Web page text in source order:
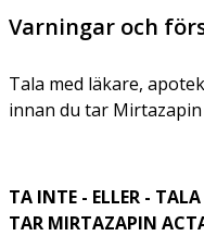
Varningar och
Tala med läkare,
innan du tar Mirtazapin
TA INTE - ELLER -
TAR MIRTAZAPIN